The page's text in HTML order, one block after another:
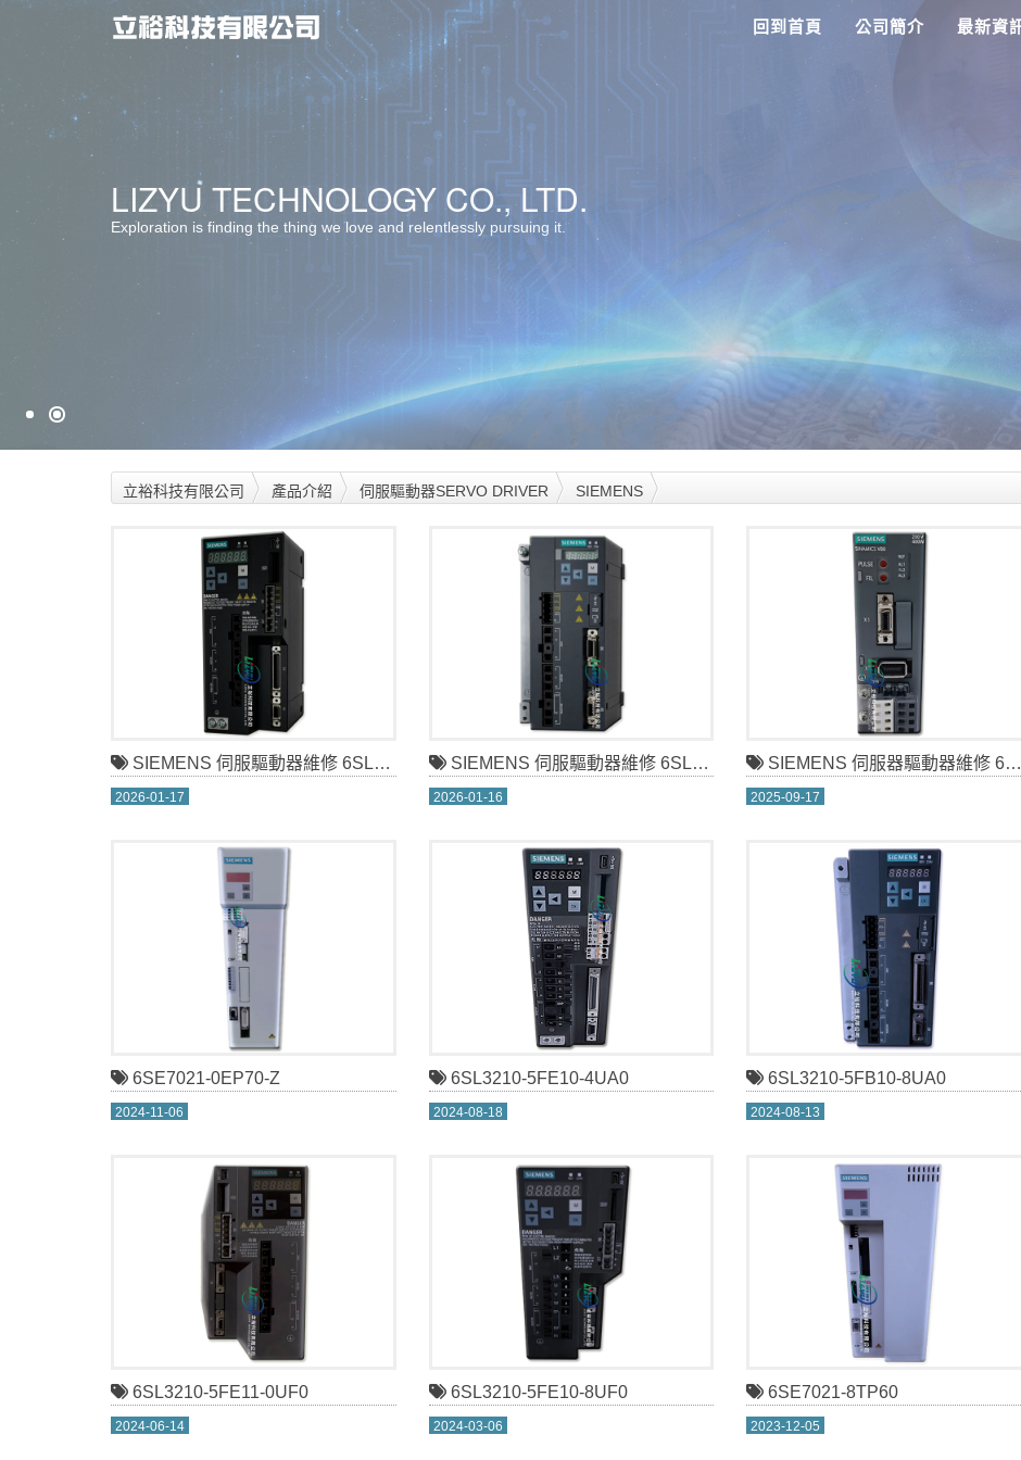
最佳服務 ‧ 最佳選擇
堅持品質 ‧ 卓越創新
LIZYU TECHNOLOGY CO., LTD.
Exploration is finding the thing we love and relentlessly pursuing it.
回到首頁 公司簡介 最新資
立裕科技有限公司 產品介紹 伺服驅動器SERVO DRIVER SIEMENS
SIEMENS 伺服驅動器維修 6SL3210-5FE10-8UA0
2026-01-17
SIEMENS 伺服驅動器維修 6SL3210-5FB10-8UA0
2026-01-16
SIEMENS 伺服器驅動器維修 6SL3210-5CB12-0AA0
2025-09-17
6SE7021-0EP70-Z
2024-11-06
6SL3210-5FE10-4UA0
2024-08-18
6SL3210-5FB10-8UA0
2024-08-13
6SL3210-5FE11-0UF0
2024-06-14
6SL3210-5FE10-8UF0
2024-03-06
6SE7021-8TP60
2023-12-05